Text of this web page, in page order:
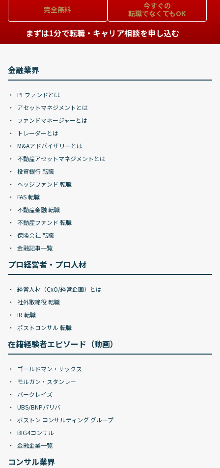
完全無料
今すぐの
転職でなくてもOK
まずは1分で転職・キャリア相談を申し込む
金融業界
PEファンドとは
アセットマネジメントとは
ファンドマネージャーとは
トレーダーとは
M&Aアドバイザリーとは
不動産アセットマネジメントとは
投資銀行 転職
ヘッジファンド 転職
FAS 転職
不動産金融 転職
不動産ファンド 転職
保険会社 転職
金融記事一覧
プロ経営者・プロ人材
経営人材（CxO/経営企画）とは
社外取締役 転職
IR 転職
ポストコンサル 転職
在籍経験者エピソード（動画）
ゴールドマン・サックス
モルガン・スタンレー
バークレイズ
UBS/BNPパリバ
ボストン コンサルティング グループ
BIG4コンサル
金融企業一覧
コンサル業界